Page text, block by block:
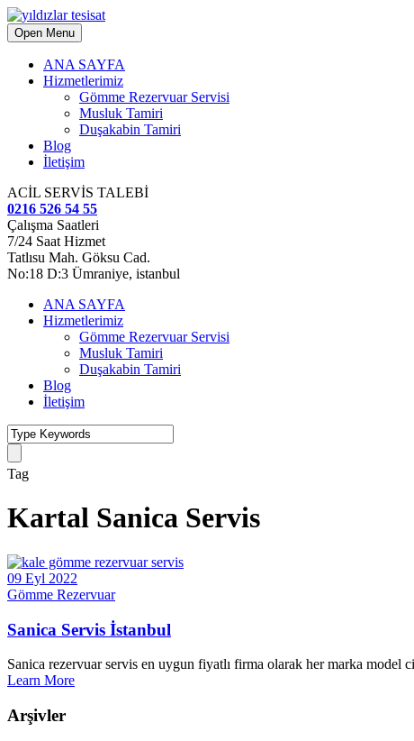
Open Menu
ANA SAYFA
Hizmetlerimiz
Gömme Rezervuar Servisi
Musluk Tamiri
Duşakabin Tamiri
Blog
İletişim
ACİL SERVİS TALEBİ
0216 526 54 55
Çalışma Saatleri
7/24 Saat Hizmet
Tatlısu Mah. Göksu Cad.
No:18 D:3 Ümraniye, istanbul
ANA SAYFA
Hizmetlerimiz
Gömme Rezervuar Servisi
Musluk Tamiri
Duşakabin Tamiri
Blog
İletişim
Tag
Kartal Sanica Servis
09 Eyl 2022
Gömme Rezervuar
Sanica Servis İstanbul
Sanica rezervuar servis en uygun fiyatlı firma olarak her marka model
Learn More
Arşivler